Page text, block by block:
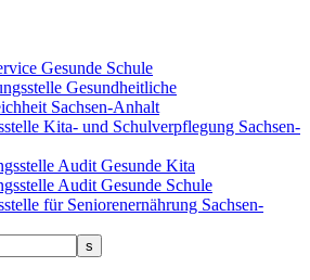
Gesunde Schule
Gesundheitliche
Sachsen-Anhalt
Kita- und Schulverpflegung Sachsen-
Audit Gesunde Kita
Audit Gesunde Schule
für Seniorenernährung Sachsen-